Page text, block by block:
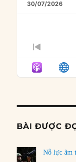
30/07/2026
BÀI ĐƯỢC
Nỗ lực âm